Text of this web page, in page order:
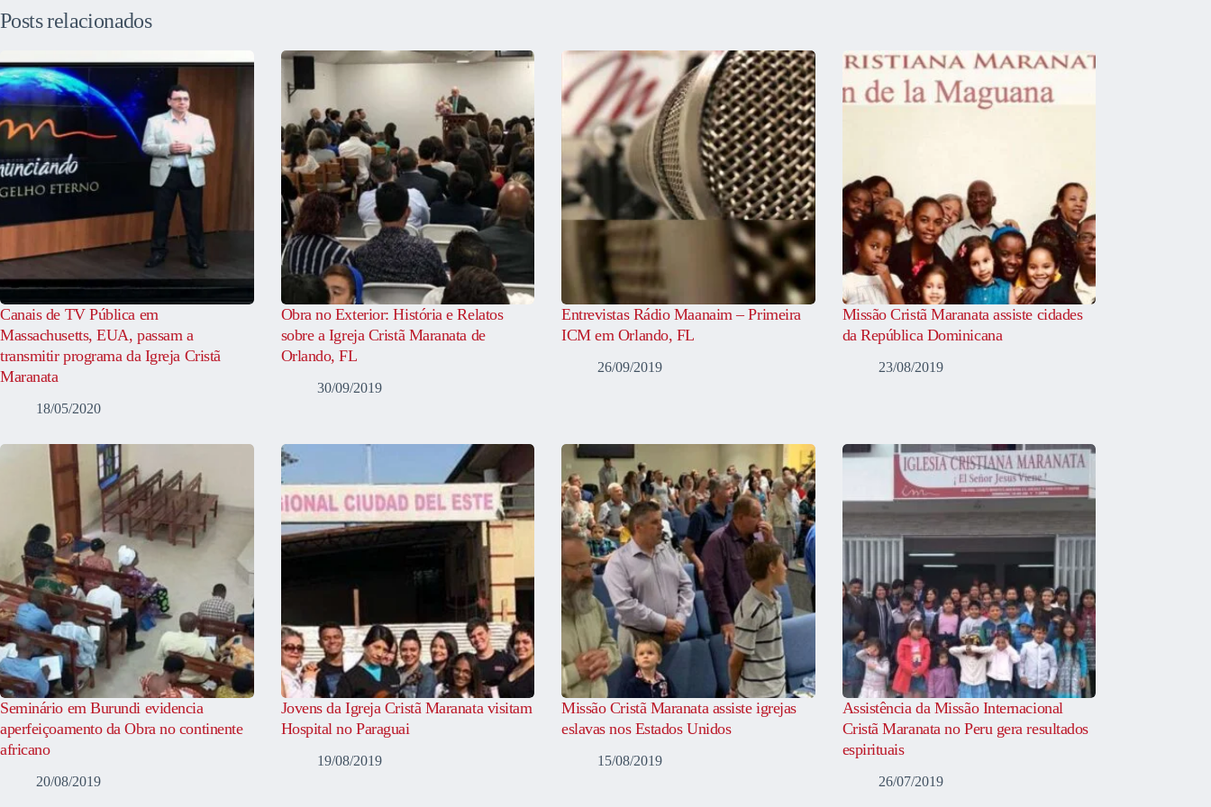
Posts relacionados
Canais de TV Pública em
Massachusetts, EUA, passam a
transmitir programa da Igreja Cristã
Maranata
18/05/2020
Obra no Exterior: História e Relatos
sobre a Igreja Cristã Maranata de
Orlando, FL
30/09/2019
Entrevistas Rádio Maanaim – Primeira
ICM em Orlando, FL
26/09/2019
Missão Cristã Maranata assiste cidades
da República Dominicana
23/08/2019
Seminário em Burundi evidencia
aperfeiçoamento da Obra no continente
africano
20/08/2019
Jovens da Igreja Cristã Maranata visitam
Hospital no Paraguai
19/08/2019
Missão Cristã Maranata assiste igrejas
eslavas nos Estados Unidos
15/08/2019
Assistência da Missão Internacional
Cristã Maranata no Peru gera resultados
espirituais
26/07/2019